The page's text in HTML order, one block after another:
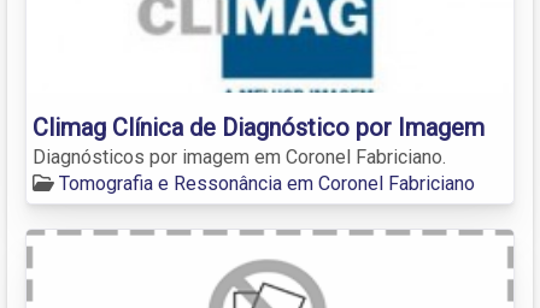
Climag Clínica de Diagnóstico por Imagem
Diagnósticos por imagem em Coronel Fabriciano.
Tomografia e Ressonância em Coronel Fabriciano